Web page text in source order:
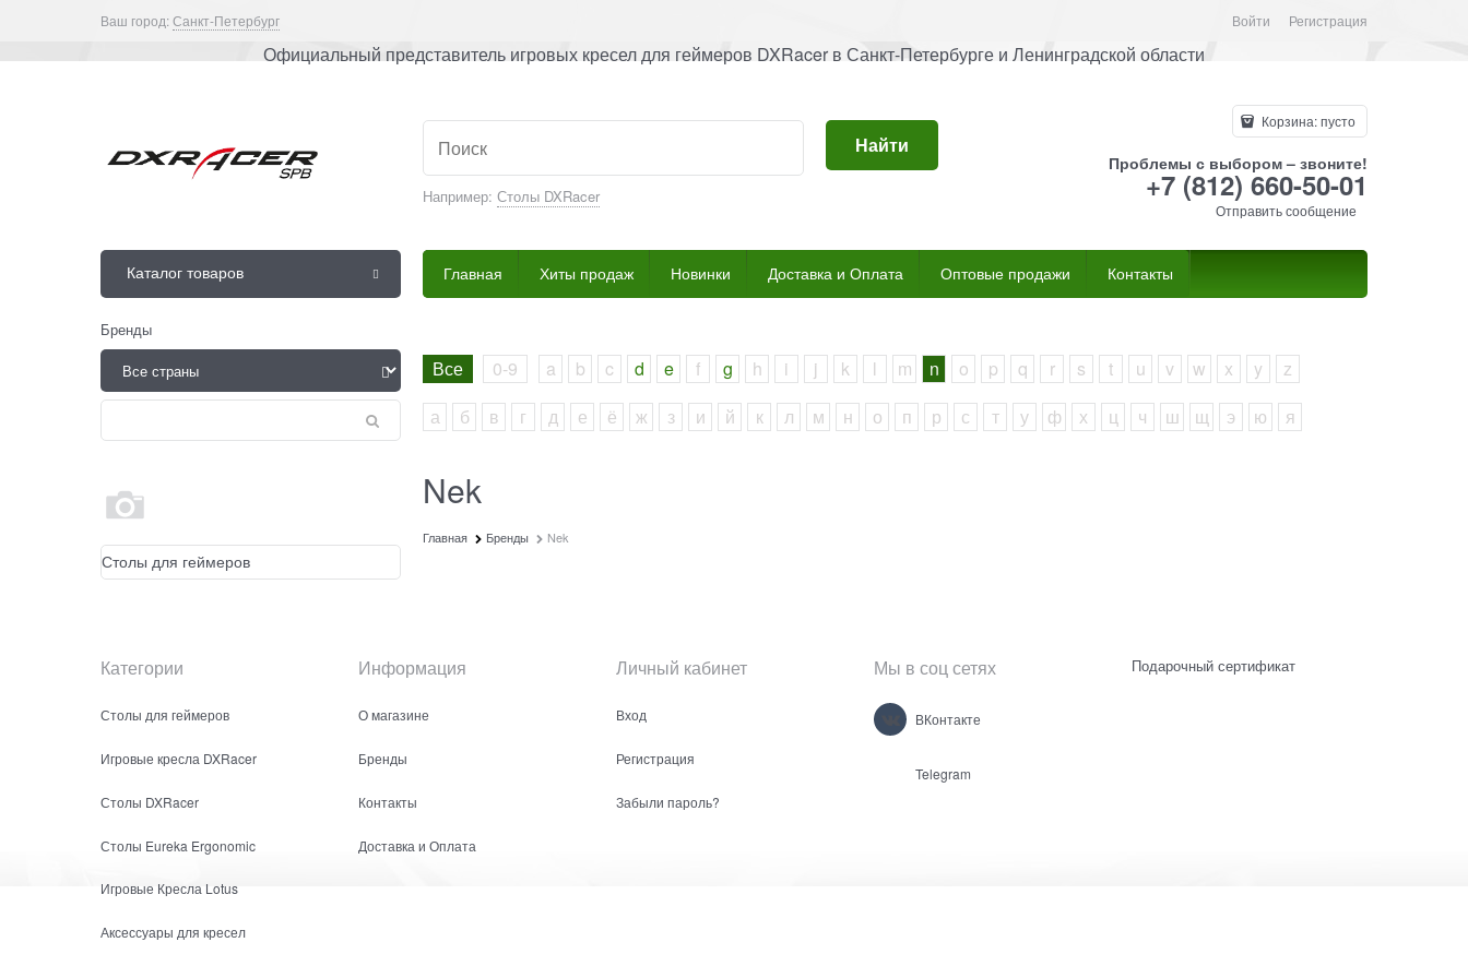
Ваш город:Санкт-Петербург Войти Регистрация
Официальный представитель игровых кресел для геймеров DXRacer в Санкт-Петербурге и Ленинградской области
Например: Столы DXRacer
Найти
Корзина:пусто
Проблемы с выбором – звоните!
+7 (812) 660-50-01
Отправить сообщение
Каталог товаров Главная Хиты продаж Новинки Доставка и Оплата Оптовые продажи Контакты
Бренды
Все 0-9 a b c d e f g h i j k l m n o p q r s t u v w x y
z
а
б в г д е ё ж з и й к л м н о п р с т у ф х ц ч ш щ э ю я
Столы для геймеров
Nek
Главная Бренды Nek
Категории
Столы для геймеров
Игровые кресла DXRacer
Столы DXRacer
Столы Eureka Ergonomic
Игровые Кресла Lotus
Аксессуары для кресел
Информация
О магазине
Бренды
Контакты
Доставка и Оплата
Личный кабинет
Вход
Регистрация
Забыли пароль?
Мы в соц сетях
ВКонтакте
Telegram
Подарочный сертификат